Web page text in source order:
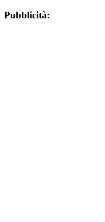
Pubblicità: